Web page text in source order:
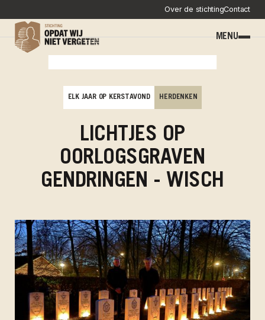
Over de stichtingContact
MENU
ELK JAAR OP KERSTAVOND HERDENKEN
LICHTJES OP
OORLOGSGRAVEN
GENDRINGEN - WISCH